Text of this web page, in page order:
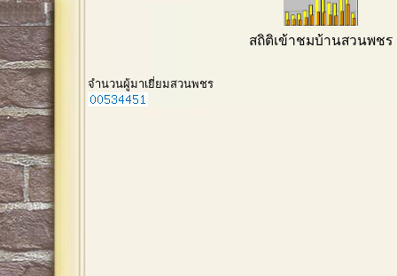
สถิติเข้าชมบ้านสวนพชร
จำนวนผู้มาเยี่ยมสวนพชร